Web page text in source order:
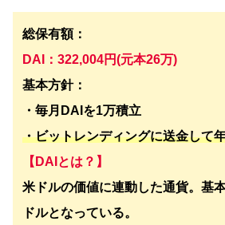
総保有額：
DAI：322,004円(元本26万)
基本方針：
・毎月DAIを1万積立
・ビットレンディングに送金して
【DAIとは？】
米ドルの価値に連動した通貨。基
ドルとなっている。